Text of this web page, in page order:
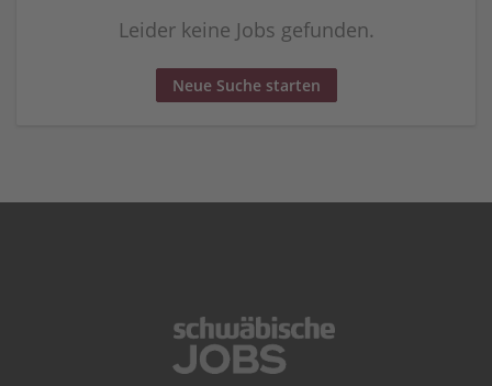
Leider keine Jobs gefunden.
Neue Suche starten